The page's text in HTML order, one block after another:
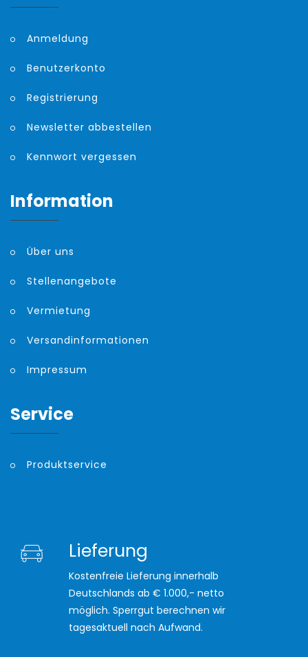
Anmeldung
Benutzerkonto
Registrierung
Newsletter abbestellen
Kennwort vergessen
Information
Über uns
Stellenangebote
Vermietung
Versandinformationen
Impressum
Service
Produktservice
Lieferung
Kostenfreie Lieferung innerhalb
Deutschlands ab € 1.000,- netto
möglich. Sperrgut berechnen wir
tagesaktuell nach Aufwand.